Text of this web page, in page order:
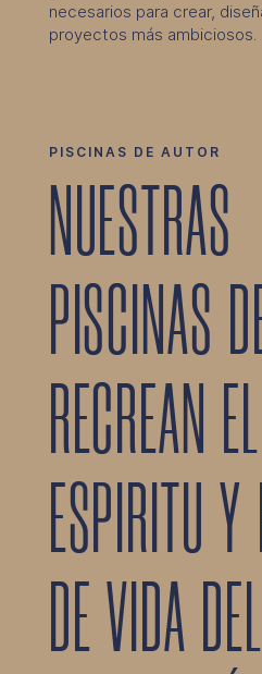
necesarios para crear,
proyectos más ambiciosos.
PISCINAS DE AUTOR
NUESTRAS
PISCINAS
RECREAN EL
ESPIRITU Y
DE VIDA DEL